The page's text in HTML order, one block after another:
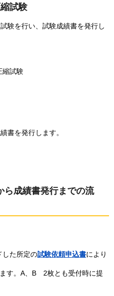
試験
験を行い、試験成績書を発行し
縮試験
書を発行します。
ら成績書発行までの流
した所定の試験依頼申込書により
す。A、B
2枚とも受付時に提